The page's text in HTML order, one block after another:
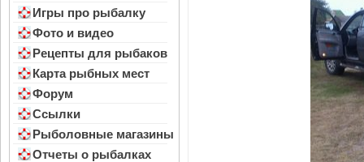
Игры про рыбалку
Фото и видео
Рецепты для рыбаков
Карта рыбных мест
Форум
Ссылки
Рыболовные магазины
Отчеты о рыбалках